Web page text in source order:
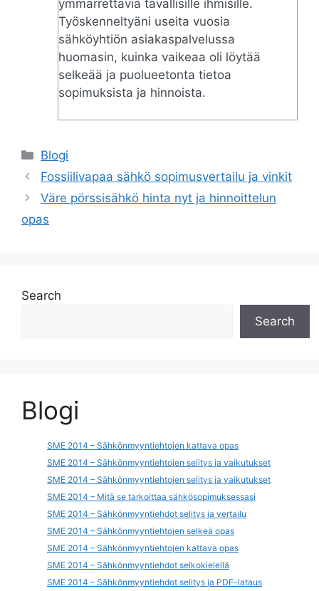
ymmärrettäviä tavallisille ihmisille.
Työskenneltyäni useita vuosia
sähköyhtiön asiakaspalvelussa
huomasin, kuinka vaikeaa oli löytää
selkeää ja puolueetonta tietoa
sopimuksista ja hinnoista.
Categories
Blogi
Fossiilivapaa sähkö sopimusvertailu ja vinkit
Väre pörssisähkö hinta nyt ja hinnoittelun
opas
Search
Search
Blogi
SME 2014 – Sähkönmyyntiehtojen kattava opas
SME 2014 – Sähkönmyyntiehtojen selitys ja vaikutukset
SME 2014 – Sähkönmyyntiehtojen selitys ja vaikutukset
SME 2014 – Mitä se tarkoittaa sähkösopimuksessasi
SME 2014 – Sähkönmyyntiehdot selitys ja vertailu
SME 2014 – Sähkönmyyntiehtojen selkeä opas
SME 2014 – Sähkönmyyntiehtojen kattava opas
SME 2014 – Sähkönmyyntiehdot selkokielellä
SME 2014 – Sähkönmyyntiehdot selitys ja PDF-lataus